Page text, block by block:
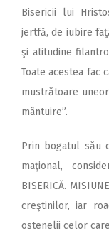
Bisericii lui
jertfă, de iubire
şi atitudine
Toate acestea fac
mustrătoare
mântuire”.
Prin bogatul său
maţional,
BISERICĂ.
creştinilor, iar
ostenelii celor